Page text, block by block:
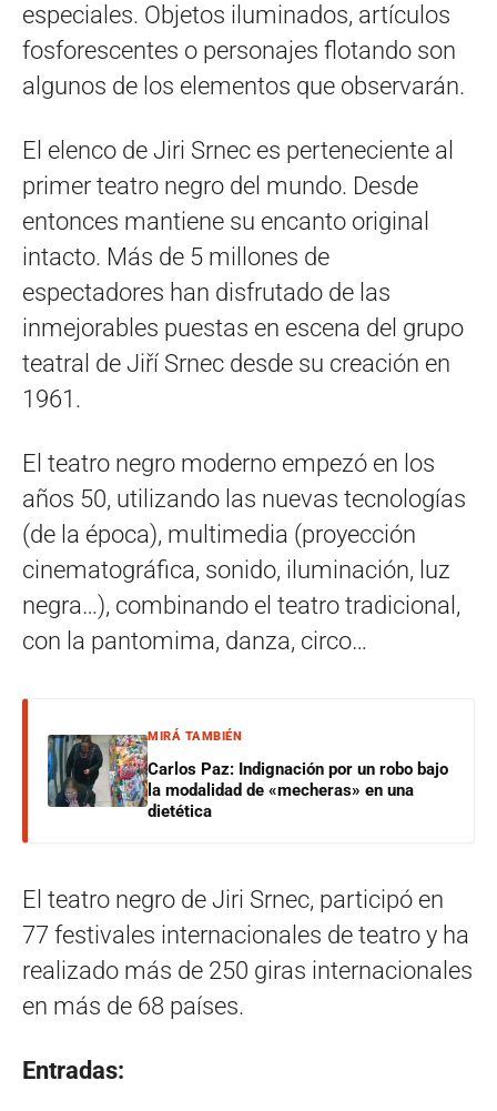
especiales. Objetos iluminados, artículos
fosforescentes o personajes flotando son
algunos de los elementos que observarán.
El elenco de Jiri Srnec es perteneciente al
primer teatro negro del mundo. Desde
entonces mantiene su encanto original
intacto. Más de 5 millones de
espectadores han disfrutado de las
inmejorables puestas en escena del grupo
teatral de Jiří Srnec desde su creación en
1961.
El teatro negro moderno empezó en los
años 50, utilizando las nuevas tecnologías
(de la época), multimedia (proyección
cinematográfica, sonido, iluminación, luz
negra…), combinando el teatro tradicional,
con la pantomima, danza, circo…
MIRÁ TAMBIÉN
Carlos Paz: Indignación por un robo bajo
la modalidad de «mecheras» en una
dietética
El teatro negro de Jiri Srnec, participó en
77 festivales internacionales de teatro y ha
realizado más de 250 giras internacionales
en más de 68 países.
Entradas: